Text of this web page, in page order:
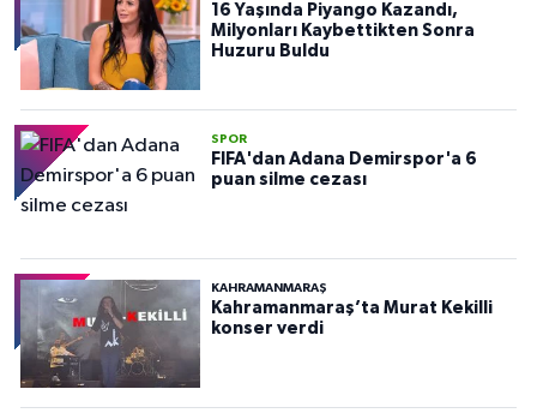
16 Yaşında Piyango Kazandı,
Milyonları Kaybettikten Sonra
Huzuru Buldu
SPOR
FIFA'dan Adana Demirspor'a 6
puan silme cezası
KAHRAMANMARAŞ
Kahramanmaraş’ta Murat Kekilli
konser verdi